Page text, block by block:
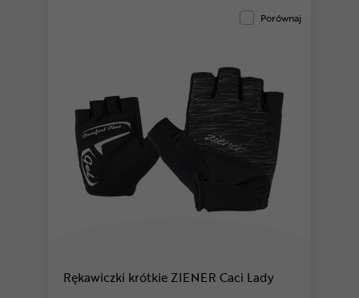
Porównaj
Rękawiczki krótkie ZIENER Caci Lady